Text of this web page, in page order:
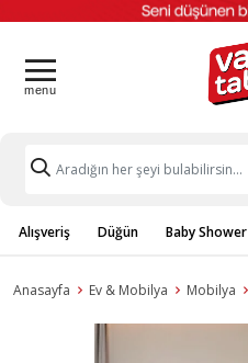
Alışveriş Düğün Baby Shower
Anasayfa Ev & Mobilya Mobilya